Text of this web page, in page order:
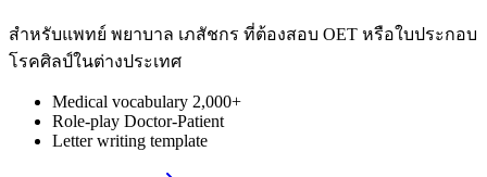
สำหรับแพทย์ พยาบาล เภสัชกร ที่ต้องสอบ OET หรือใบประกอบ
โรคศิลป์ในต่างประเทศ
Medical vocabulary 2,000+
Role-play Doctor-Patient
Letter writing template